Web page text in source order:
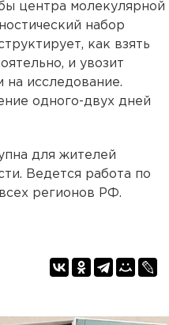
центра молекулярной
набор
как взять
и увозит
на исследование.
одного-двух дней
для жителей
Ведется работа по
регионов РФ.